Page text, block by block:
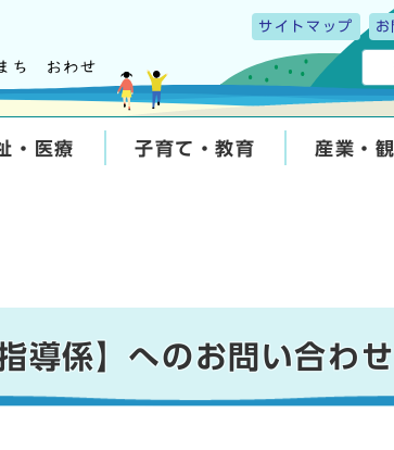
サイトマップ
・医療 子育て・教育 産業・
導係】へのお問い合わせ